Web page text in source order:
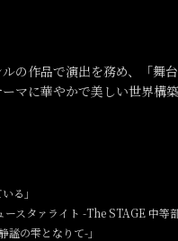
の作品で演出を務め、「舞
マに華やかで美しい世界構
る」
スタァライト -The STAGE 中等
謐の雫となりて-」